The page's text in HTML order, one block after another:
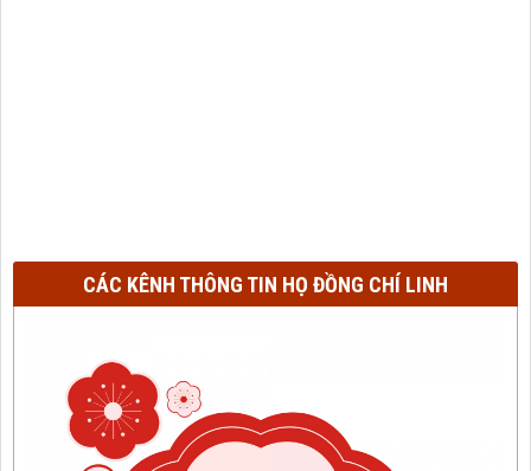
CÁC KÊNH THÔNG TIN HỌ ĐỒNG CHÍ LINH